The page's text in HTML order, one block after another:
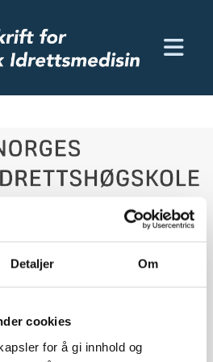
Detaljer Om
cookies
for å gi innhold og
stipendiat
prosjekt
for